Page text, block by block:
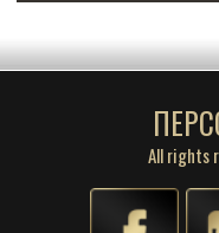
All rights